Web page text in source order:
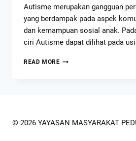
Autisme merupakan gangguan
yang berdampak pada aspek
dan kemampuan sosial anak.
ciri Autisme dapat dilihat pada
READ MORE
© 2026 YAYASAN MASYARAKAT